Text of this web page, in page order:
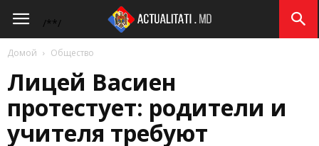
/**/
Actualitati.md
Домой Общество
Лицей Васиен
протестует: родители и
учителя требуют